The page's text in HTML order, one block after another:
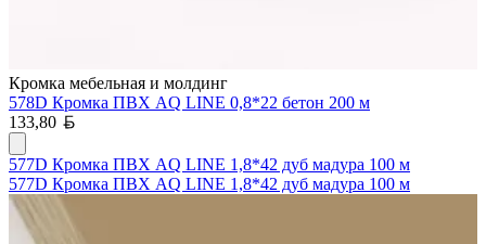
Кромка мебельная и молдинг
578D Кромка ПВХ AQ LINE 0,8*22 бетон 200 м
133,80
577D Кромка ПВХ AQ LINE 1,8*42 дуб мадура 100 м
577D Кромка ПВХ AQ LINE 1,8*42 дуб мадура 100 м